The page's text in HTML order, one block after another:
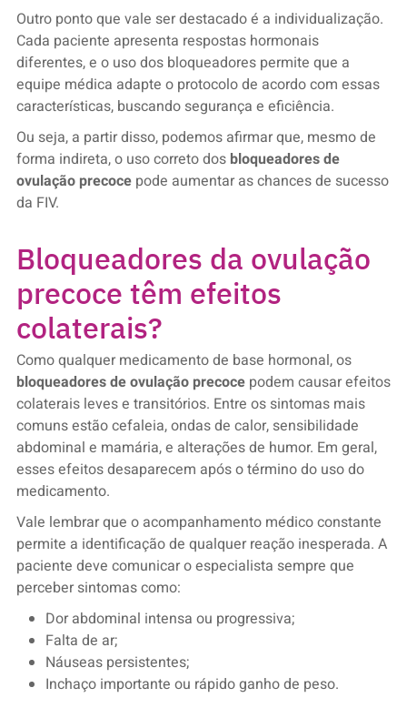
Outro ponto que vale ser destacado é a individualização.
Cada paciente apresenta respostas hormonais
diferentes, e o uso dos bloqueadores permite que a
equipe médica adapte o protocolo de acordo com essas
características, buscando segurança e eficiência.
Ou seja, a partir disso, podemos afirmar que, mesmo de
forma indireta, o uso correto dos bloqueadores de
ovulação precocepode aumentar as chances de sucesso
da FIV.
Bloqueadores da ovulação
precoce têm efeitos
colaterais?
Como qualquer medicamento de base hormonal, os
bloqueadores de ovulação precoce podem causar efeitos
colaterais leves e transitórios. Entre os sintomas mais
comuns estão cefaleia, ondas de calor, sensibilidade
abdominal e mamária, e alterações de humor. Em geral,
esses efeitos desaparecem após o término do uso do
medicamento.
Vale lembrar que o acompanhamento médico constante
permite a identificação de qualquer reação inesperada. A
paciente deve comunicar o especialista sempre que
perceber sintomas como:
Dor abdominal intensa ou progressiva;
Falta de ar;
Náuseas persistentes;
Inchaço importante ou rápido ganho de peso.